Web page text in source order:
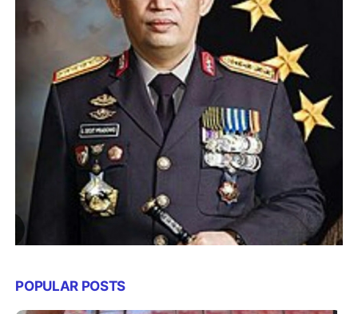
POPULAR POSTS